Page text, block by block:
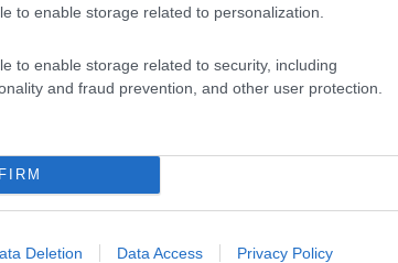
to enable storage related to personalization.
to enable storage related to security, including
and fraud prevention, and other user protection.
Deletion Data Access Privacy Policy